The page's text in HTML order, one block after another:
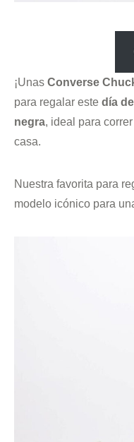
¡Unas Converse
para regalar este día
negra, ideal para
casa.
Nuestra favorita para
modelo icónico para